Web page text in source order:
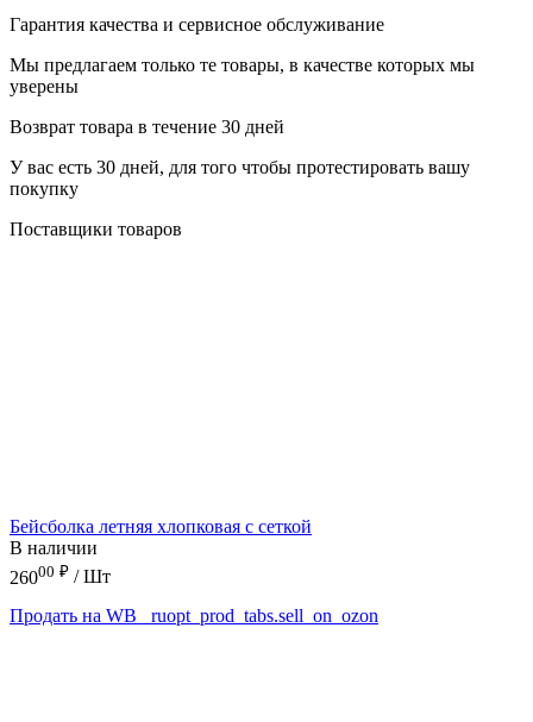
Гарантия качества и сервисное обслуживание
Мы предлагаем только те товары, в качестве которых мы
уверены
Возврат товара в течение 30 дней
У вас есть 30 дней, для того чтобы протестировать вашу
покупку
Поставщики товаров
Бейсболка летняя хлопковая с сеткой
В наличии
26000 ₽ / Шт
Продать на WB
_ruopt_prod_tabs.sell_on_ozon